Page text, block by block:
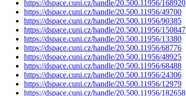
https://dspace.cuni.cz/handle/20.500.11956/168920
https://dspace.cuni.cz/handle/20.500.11956/49700
https://dspace.cuni.cz/handle/20.500.11956/90385
https://dspace.cuni.cz/handle/20.500.11956/150847
https://dspace.cuni.cz/handle/20.500.11956/13380
https://dspace.cuni.cz/handle/20.500.11956/68776
https://dspace.cuni.cz/handle/20.500.11956/48925
https://dspace.cuni.cz/handle/20.500.11956/68488
https://dspace.cuni.cz/handle/20.500.11956/24306
https://dspace.cuni.cz/handle/20.500.11956/12979
https://dspace.cuni.cz/handle/20.500.11956/182658